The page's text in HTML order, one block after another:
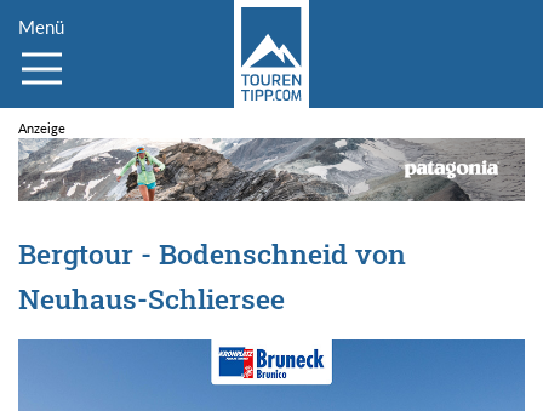
Menü
Bergtour - Bodenschneid von
Neuhaus-Schliersee